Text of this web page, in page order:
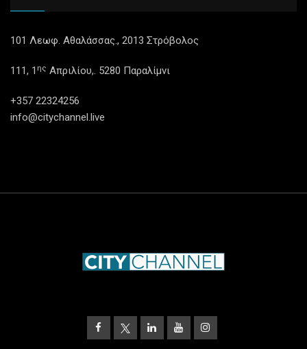
101 Λεωφ. Αθαλάσσας., 2013 Στρόβολος
111, 1 ης Απριλίου,. 5280 Παραλίμνι
+357 22324256
info@citychannel.live